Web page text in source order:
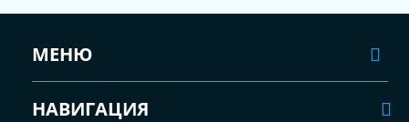
МЕНЮ
НАВИГАЦИЯ